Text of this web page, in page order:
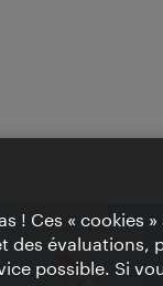
! Ces « cookies
évaluations,
possible. Si